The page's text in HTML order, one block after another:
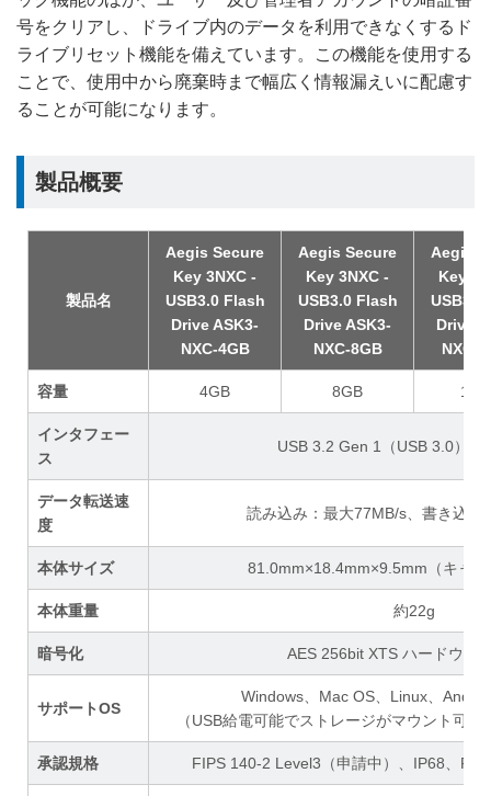
号をクリアし、ドライブ内のデータを利用できなくするド
ライブリセット機能を備えています。この機能を使用する
ことで、使用中から廃棄時まで幅広く情報漏えいに配慮す
ることが可能になります。
製品概要
製品名
Aegis Secure
Key 3NXC -
USB3.0 Flash
Drive ASK3-
NXC-4GB
Aegis Secure
Key 3NXC -
USB3.0 Flash
Drive ASK3-
NXC-8GB
Aegis
Key
USB3.0
Drive
NXC-
容量 4GB 8GB
インタフェー
ス
USB 3.2 Gen 1（USB 3.0）
データ転送速
度
読み込み：最大77MB/s、書き込み
本体サイズ 81.0mm×18.4mm×9.5mm（キャ
本体重量 約22g
暗号化 AES 256bit XTS ハードウェ
サポートOS
Windows、Mac OS、Linux、
（USB給電可能でストレージがマウント可
承認規格 FIPS 140-2 Level3（申請中）、IP68、